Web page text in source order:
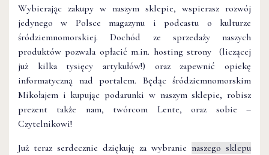
Wybierając zakupy w naszym sklepie, wspierasz rozwój
jedynego w Polsce magazynu i podcastu o kulturze
śródziemnomorskiej. Dochód ze sprzedaży naszych
produktów pozwala opłacić m.in. hosting strony (liczącej
już kilka tysięcy artykułów!) oraz zapewnić opiekę
informatyczną nad portalem. Będąc śródziemnomorskim
Mikołajem i kupując podarunki w naszym sklepie, robisz
prezent także nam, twórcom Lente, oraz sobie –
Czytelnikowi!
Już teraz serdecznie dziękuję za wybranie naszego sklepu